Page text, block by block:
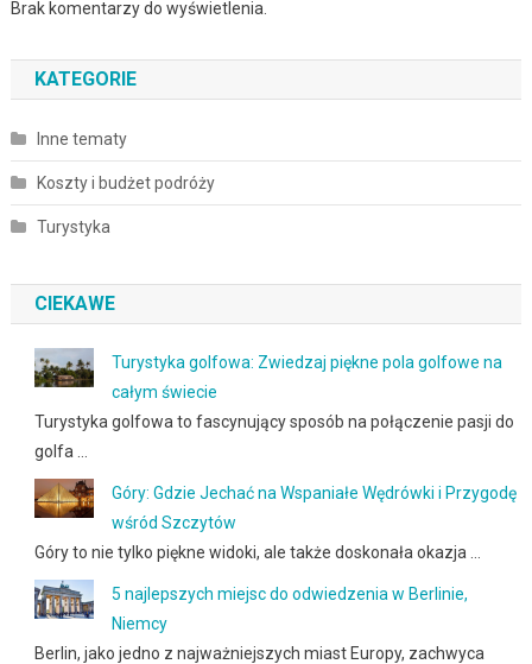
Brak komentarzy do wyświetlenia.
KATEGORIE
Inne tematy
Koszty i budżet podróży
Turystyka
CIEKAWE
Turystyka golfowa: Zwiedzaj piękne pola golfowe na
całym świecie
Turystyka golfowa to fascynujący sposób na połączenie pasji do
golfa …
Góry: Gdzie Jechać na Wspaniałe Wędrówki i Przygodę
wśród Szczytów
Góry to nie tylko piękne widoki, ale także doskonała okazja …
5 najlepszych miejsc do odwiedzenia w Berlinie,
Niemcy
Berlin, jako jedno z najważniejszych miast Europy, zachwyca